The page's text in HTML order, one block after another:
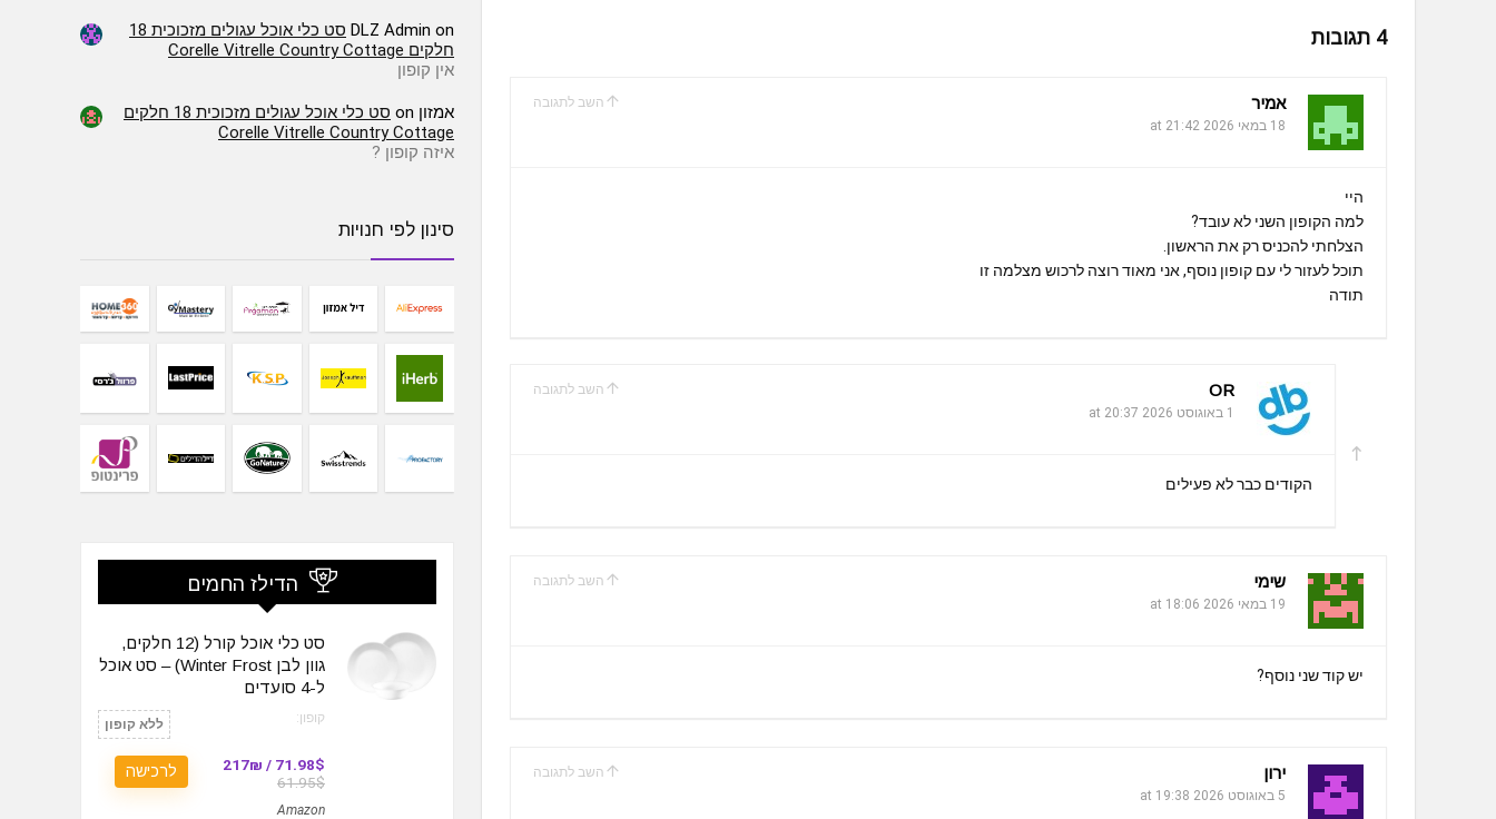
ce
b
o
o
p
m
4 תגובות
השב לתגובה אמיר
18 במאי 2026 at 21:42
היי
למה הקופון השני לא עובד?
הצלחתי להכניס רק את הראשון.
תוכל לעזור לי עם קופון נוסף, אני מאוד רוצה לרכוש מצלמה זו
תודה
השב לתגובה OR
1 באוגוסט 2026 at 20:37
הקודים כבר לא פעילים
השב לתגובה שימי
19 במאי 2026 at 18:06
יש קוד שני נוסף?
השב לתגובה ירון
5 באוגוסט 2026 at 19:38
DLZ Admin on
סט כלי אוכל עגולים מזכוכית 18
חלקים Corelle Vitrelle Country Cottage
אין קופון
אמזון on
סט כלי אוכל עגולים מזכוכית 18 חלקים
Corelle Vitrelle Country Cottage
איזה קופון ?
סינון לפי חנויות
הדילז החמים
סט כלי אוכל קורל (12 חלקים,
גוון לבן Winter Frost) – סט אוכל
ל-4 סועדים
קופון: ללא קופון
71.98$ / 217₪
61.95$
Amazon
לרכישה